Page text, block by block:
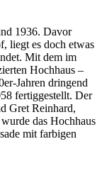
1936. Davor
liegt es doch etwas
Mit dem im
Hochhaus –
Jahren dringend
fertiggestellt. Der
Gret Reinhard,
das Hochhaus
mit farbigen